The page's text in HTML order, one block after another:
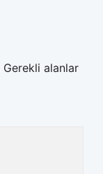
Gerekli alanlar